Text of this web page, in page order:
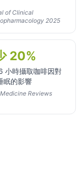
of Clinical
2025
20%
小時攝取咖啡因對
眠的影響
Reviews